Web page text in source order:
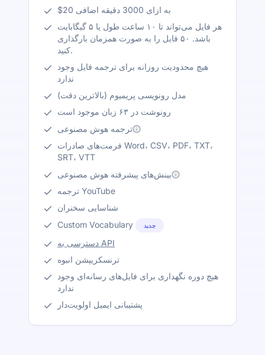
$20 به ازای 3000 دقیقه اضافی
هر فایل می‌تواند تا ۱۰ ساعت طول یا ۵ گیگابایت
باشد. ۵۰ فایل را به صورت همزمان بارگذاری
کنید.
هیچ محدودیت روزانه برای ترجمه فایل وجود
ندارد
مدل رونویسی پریمیوم (بالاترین دقت)
رونوشت در ۶۳ زبان موجود است
ترجمه هوش مصنوعی
فرمت‌های صادرات Word، CSV، PDF، TXT،
SRT، VTT
بینش‌های پیشرفته هوش مصنوعی
ترجمه YouTube
شناسایی سخنران
Custom Vocabulary
جدید
دسترسی به API
ترنسکریپشن انبوه
هیچ دوره نگهداری برای فایل‌های رسانه‌ای وجود
ندارد
پشتیبانی ایمیل اولویت‌دار